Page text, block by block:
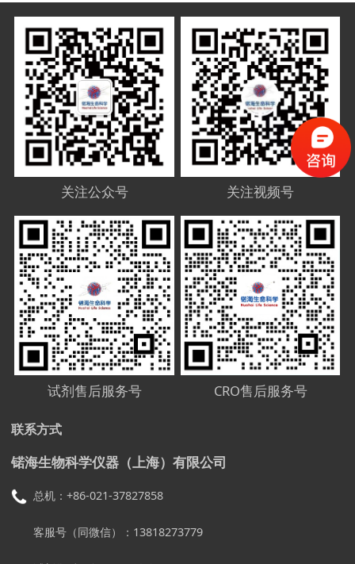
关注公众号 关注视频号
试剂售后服务号 CRO售后服务号
联系方式
锘海生物科学仪器（上海）有限公司
总机：+86-021-37827858
客服号（同微信）：13818273779